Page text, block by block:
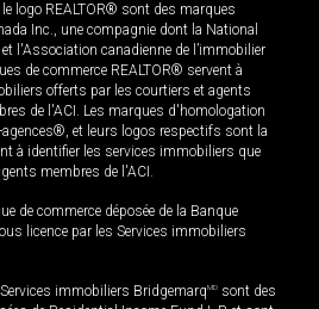
logo REALTOR® sont des marques
Inc., une compagnie dont la National
l'Association canadienne de l’immobilier
de commerce REALTOR® servent à
offerts par les courtiers et agents
de l'ACI. Les marques d'homologation
et leurs logos respectifs sont la
à identifier les services immobiliers que
membres de l'ACI.
de commerce déposée de la Banque
licence par les Services immobiliers
immobiliers BridgemarqMD sont des